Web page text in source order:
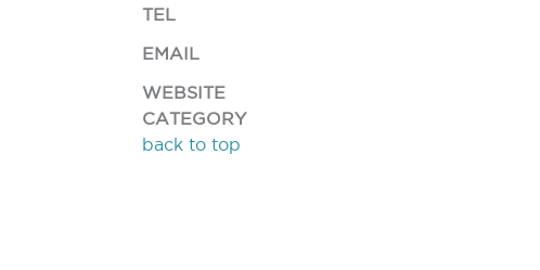
TEL
EMAIL
WEBSITE
CATEGORY
back to top